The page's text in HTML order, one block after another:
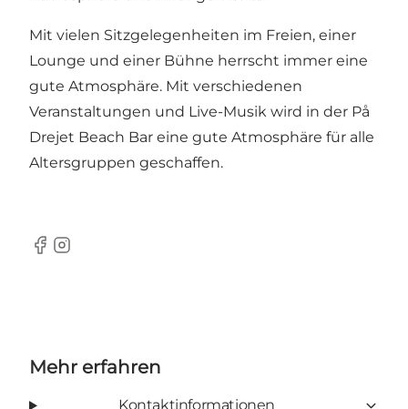
Mit vielen Sitzgelegenheiten im Freien, einer
Lounge und einer Bühne herrscht immer eine
gute Atmosphäre. Mit verschiedenen
Veranstaltungen und Live-Musik wird in der På
Drejet Beach Bar eine gute Atmosphäre für alle
Altersgruppen geschaffen.
Facebook
Instagram
Mehr erfahren
Kontaktinformationen